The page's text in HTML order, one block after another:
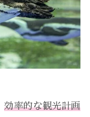
効率的な観光計画